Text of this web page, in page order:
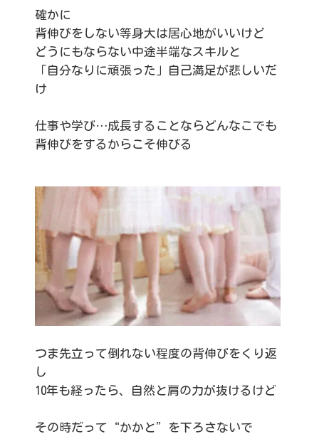
確かに
背伸びをしない等身大は居心地がいいけど
どうにもならない中途半端なスキルと
「自分なりに頑張った」自己満足が悲しいだ
け
仕事や学び…成長することならどんなこでも
背伸びをするからこそ伸びる
つま先立って倒れない程度の背伸びをくり返
し
10年も経ったら、自然と肩の力が抜けるけど
その時だって“かかと”を下ろさないで